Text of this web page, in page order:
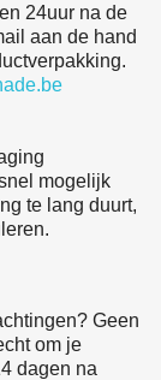
24uur na de
aan de hand
mogelijk
te lang duurt,
Geen
om je
dagen na